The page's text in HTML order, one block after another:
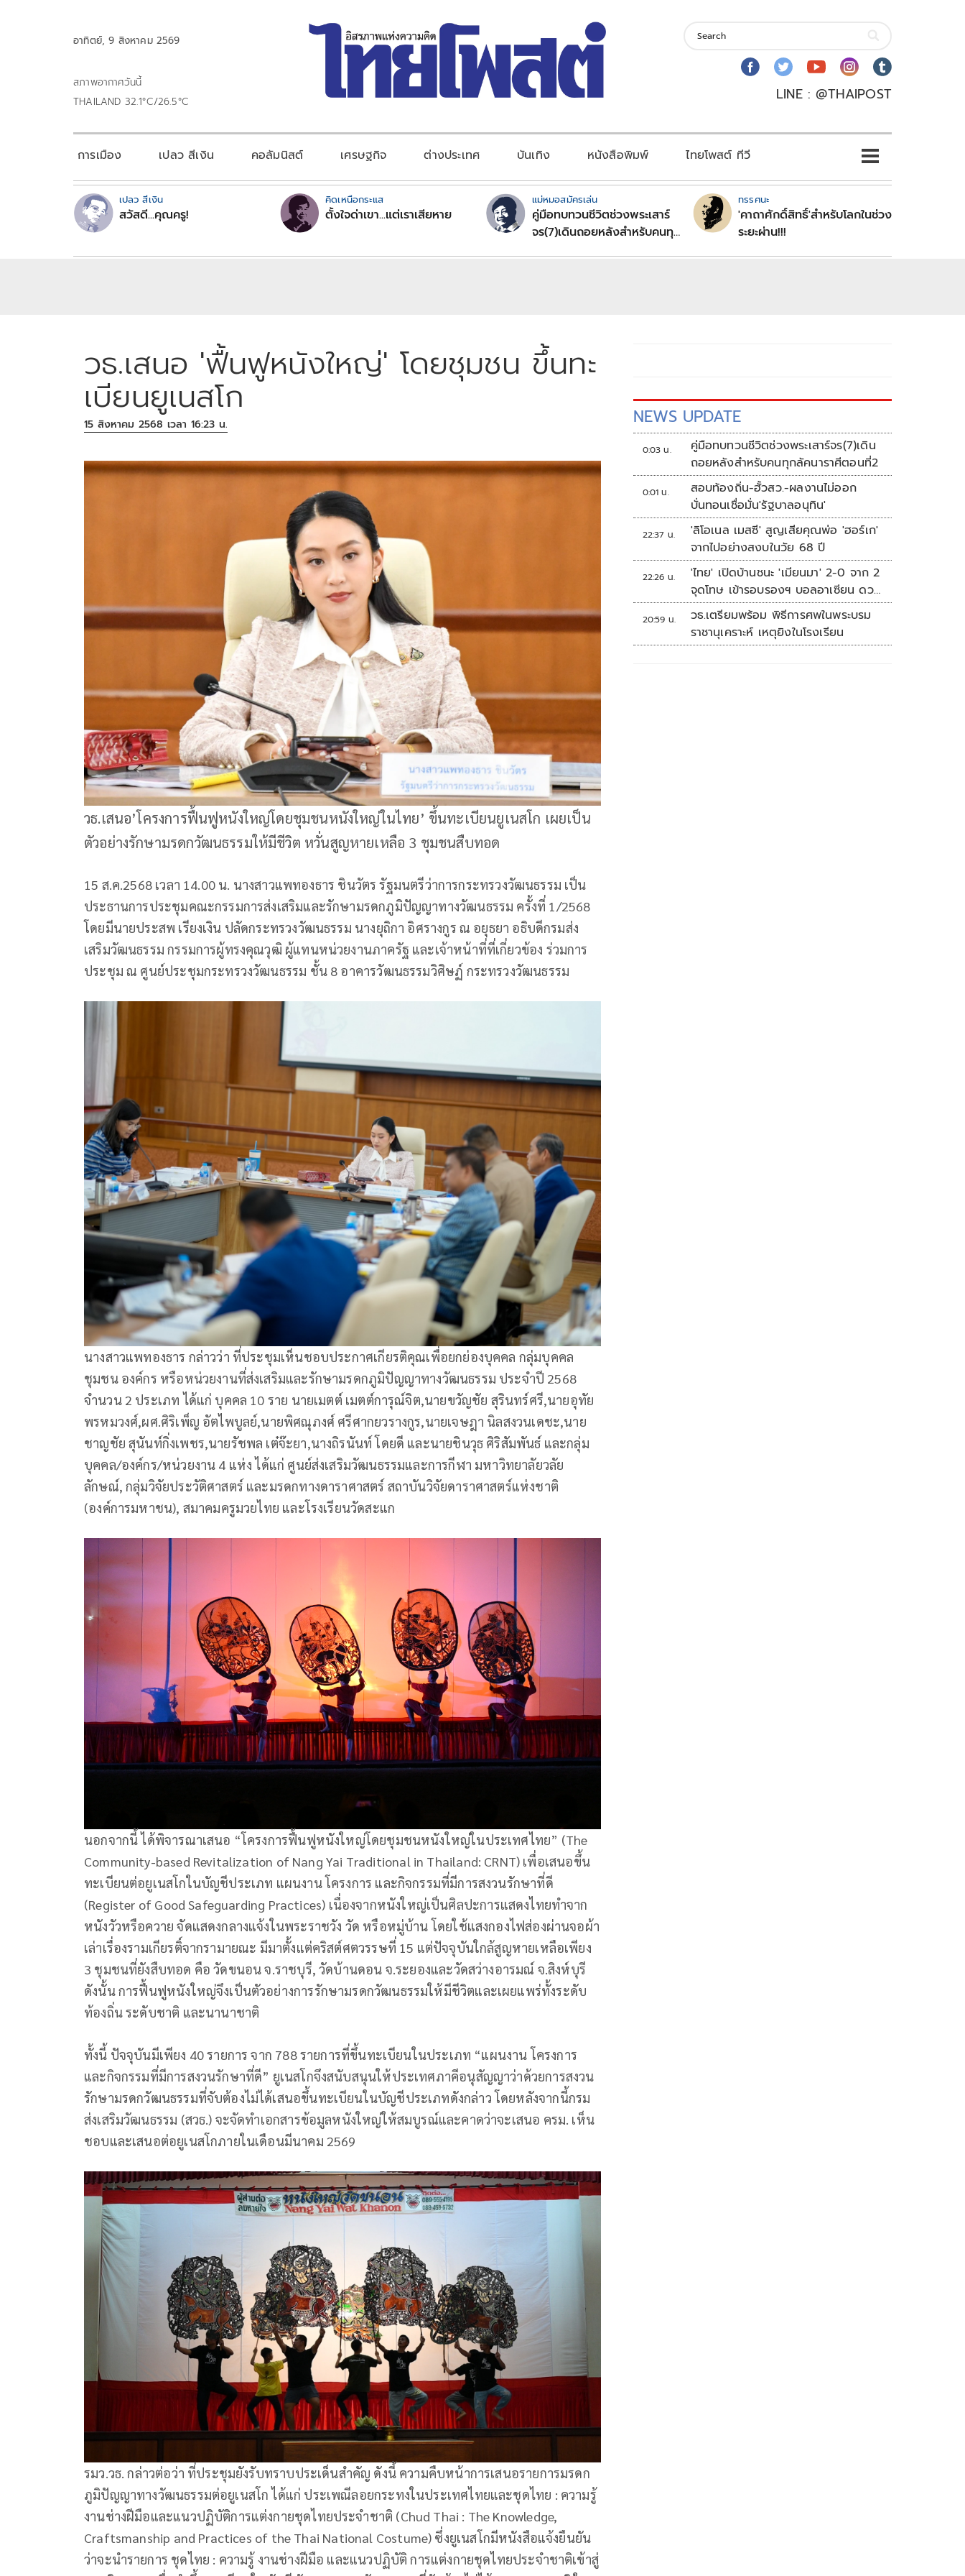
อาทิตย์, 9 สิงหาคม 2569
สภาพอากาศวันนี้
THAILAND 32.1°C/26.5°C
LINE : @THAIPOST
การเมือง เปลว สีเงิน คอลัมนิสต์ เศรษฐกิจ ต่างประเทศ บันเทิง หนังสือพิมพ์ ไทยโพสต์ ทีวี
เปลว สีเงิน
สวัสดี...คุณครู!
คิดเหนือกระแส
ตั้งใจด่าเขา...แต่เราเสียหาย
แม่หมอสมัครเล่น
คู่มือทบทวนชีวิตช่วงพระเสาร์
จร(7)เดินถอยหลังสำหรับคนทุก
ทรรศนะ
'คาถาศักดิ์สิทธิ์'สำหรับโลกในช่วง
ระยะผ่าน!!!
วธ.เสนอ 'ฟื้นฟูหนังใหญ่' โดยชุมชน ขึ้นทะ
เบียนยูเนสโก
15 สิงหาคม 2568 เวลา 16:23 น.
วธ.เสนอ’โครงการฟื้นฟูหนังใหญ่โดยชุมชนหนังใหญ่ในไทย’ ขึ้นทะเบียนยูเนสโก เผยเป็น
ตัวอย่างรักษามรดกวัฒนธรรมให้มีชีวิต หวั่นสูญหายเหลือ 3 ชุมชนสืบทอด
15 ส.ค.2568 เวลา 14.00 น. นางสาวแพทองธาร ชินวัตร รัฐมนตรีว่าการกระทรวงวัฒนธรรม เป็น
ประธานการประชุมคณะกรรมการส่งเสริมและรักษามรดกภูมิปัญญาทางวัฒนธรรม ครั้งที่ 1/2568
โดยมีนายประสพ เรียงเงิน ปลัดกระทรวงวัฒนธรรม นางยุถิกา อิศรางกูร ณ อยุธยา อธิบดีกรมส่ง
เสริมวัฒนธรรม กรรมการผู้ทรงคุณวุฒิ ผู้แทนหน่วยงานภาครัฐ และเจ้าหน้าที่ที่เกี่ยวข้อง ร่วมการ
ประชุม ณ ศูนย์ประชุมกระทรวงวัฒนธรรม ชั้น 8 อาคารวัฒนธรรมวิศิษฏ์ กระทรวงวัฒนธรรม
นางสาวแพทองธาร กล่าวว่า ที่ประชุมเห็นชอบประกาศเกียรติคุณเพื่อยกย่องบุคคล กลุ่มบุคคล
ชุมชน องค์กร หรือหน่วยงานที่ส่งเสริมและรักษามรดกภูมิปัญญาทางวัฒนธรรม ประจำปี 2568
จำนวน 2 ประเภท ได้แก่ บุคคล 10 ราย นายเมตต์ เมตต์การุณ์จิต,นายขวัญชัย สุรินทร์ศรี,นายอุทัย
พรหมวงศ์,ผศ.ศิริเพ็ญ อัตไพบูลย์,นายพิศณุภงศ์ ศรีศากยวรางกูร,นายเจษฎา นิลสงวนเดชะ,นาย
ชาญชัย สุนันท์กิ่งเพชร,นายรัชพล เต๋จ๊ะยา,นางถิรนันท์ โดยดี และนายชินวุธ ศิริสัมพันธ์ และกลุ่ม
บุคคล/องค์กร/หน่วยงาน 4 แห่ง ได้แก่ ศูนย์ส่งเสริมวัฒนธรรมและการกีฬา มหาวิทยาลัยวลัย
ลักษณ์, กลุ่มวิจัยประวัติศาสตร์ และมรดกทางดาราศาสตร์ สถาบันวิจัยดาราศาสตร์แห่งชาติ
(องค์การมหาชน), สมาคมครูมวยไทย และโรงเรียนวัดสะแก
นอกจากนี้ ได้พิจารณาเสนอ “โครงการฟื้นฟูหนังใหญ่โดยชุมชนหนังใหญ่ในประเทศไทย” (The
Community-based Revitalization of Nang Yai Traditional in Thailand: CRNT) เพื่อเสนอขึ้น
ทะเบียนต่อยูเนสโกในบัญชีประเภท แผนงาน โครงการ และกิจกรรมที่มีการสงวนรักษาที่ดี
(Register of Good Safeguarding Practices) เนื่องจากหนังใหญ่เป็นศิลปะการแสดงไทยทำจาก
หนังวัวหรือควาย จัดแสดงกลางแจ้งในพระราชวัง วัด หรือหมู่บ้าน โดยใช้แสงกองไฟส่องผ่านจอผ้า
เล่าเรื่องรามเกียรติ์จากรามายณะ มีมาตั้งแต่คริสต์ศตวรรษที่ 15 แต่ปัจจุบันใกล้สูญหายเหลือเพียง
3 ชุมชนที่ยังสืบทอด คือ วัดขนอน จ.ราชบุรี, วัดบ้านดอน จ.ระยองและวัดสว่างอารมณ์ จ.สิงห์บุรี
ดังนั้น การฟื้นฟูหนังใหญ่จึงเป็นตัวอย่างการรักษามรดกวัฒนธรรมให้มีชีวิตและเผยแพร่ทั้งระดับ
ท้องถิ่น ระดับชาติ และนานาชาติ
ทั้งนี้ ปัจจุบันมีเพียง 40 รายการ จาก 788 รายการที่ขึ้นทะเบียนในประเภท “แผนงาน โครงการ
และกิจกรรมที่มีการสงวนรักษาที่ดี” ยูเนสโกจึงสนับสนุนให้ประเทศภาคีอนุสัญญาว่าด้วยการสงวน
รักษามรดกวัฒนธรรมที่จับต้องไม่ได้เสนอขึ้นทะเบียนในบัญชีประเภทดังกล่าว โดยหลังจากนี้กรม
ส่งเสริมวัฒนธรรม (สวธ.) จะจัดทำเอกสารข้อมูลหนังใหญ่ให้สมบูรณ์และคาดว่าจะเสนอ ครม. เห็น
ชอบและเสนอต่อยูเนสโกภายในเดือนมีนาคม 2569
รมว.วธ. กล่าวต่อว่า ที่ประชุมยังรับทราบประเด็นสำคัญ ดังนี้ ความคืบหน้าการเสนอรายการมรดก
ภูมิปัญญาทางวัฒนธรรมต่อยูเนสโก ได้แก่ ประเพณีลอยกระทงในประเทศไทยและชุดไทย : ความรู้
งานช่างฝีมือและแนวปฏิบัติการแต่งกายชุดไทยประจำชาติ (Chud Thai : The Knowledge,
Craftsmanship and Practices of the Thai National Costume) ซึ่งยูเนสโกมีหนังสือแจ้งยืนยัน
ว่าจะนำรายการ ชุดไทย : ความรู้ งานช่างฝีมือ และแนวปฏิบัติ การแต่งกายชุดไทยประจำชาติเข้าสู่
NEWS UPDATE
0:03 น.
คู่มือทบทวนชีวิตช่วงพระเสาร์จร(7)เดิน
ถอยหลังสำหรับคนทุกลัคนาราศีตอนที่2
0:01 น.
สอบท้องถิ่น-ฮั้วสว.-ผลงานไม่ออก
บั่นทอนเชื่อมั่น'รัฐบาลอนุทิน'
22:37 น.
'ลิโอเนล เมสซี' สูญเสียคุณพ่อ 'ฮอร์เก'
จากไปอย่างสงบในวัย 68 ปี
22:26 น.
'ไทย' เปิดบ้านชนะ 'เมียนมา' 2-0 จาก 2
จุดโทษ เข้ารอบรองฯ บอลอาเซียน ดวล
'สิงคโปร์'
20:59 น.
วธ.เตรียมพร้อม พิธีการศพในพระบรม
ราชานุเคราะห์ เหตุยิงในโรงเรียน